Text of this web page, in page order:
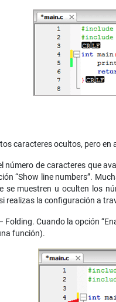
caracteres ocultos, pero
de caracteres que
“Show line numbers”.
se muestren u oculten los
realizas la configuración a
Folding. Cuando la opción
función).